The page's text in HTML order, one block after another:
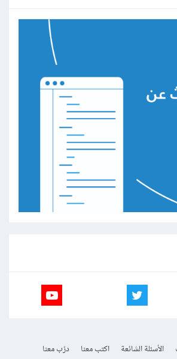
الأسئلة الشائعة اكتب معنا
درّب معنا